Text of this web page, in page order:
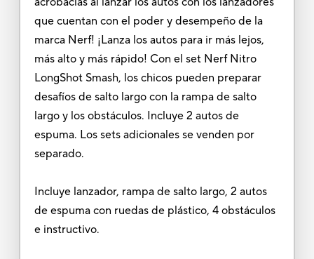
que cuentan con el poder y desempeño de la
marca Nerf! ¡Lanza los autos para ir más lejos,
más alto y más rápido! Con el set Nerf Nitro
LongShot Smash, los chicos pueden preparar
desafíos de salto largo con la rampa de salto
largo y los obstáculos. Incluye 2 autos de
espuma. Los sets adicionales se venden por
separado.
Incluye lanzador, rampa de salto largo, 2 autos
de espuma con ruedas de plástico, 4 obstáculos
e instructivo.